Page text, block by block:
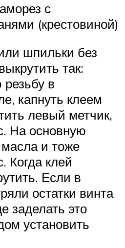
с
(крестовиной)
шпильки без
так:
резьбу в
капнуть клеем
левый метчик,
На основную
масла и тоже
Когда клей
Если в
остатки винта
заделать это
установить